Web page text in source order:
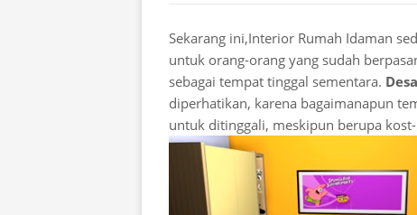
Sekarang ini,Interior Rumah Idaman
untuk orang-orang yang sudah
sebagai tempat tinggal sementara.
diperhatikan, karena bagaimanapun
untuk ditinggali, meskipun berupa